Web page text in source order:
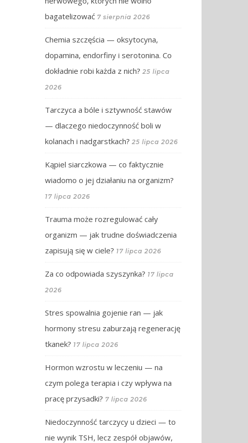
bagatelizować 7 sierpnia 2026
Chemia szczęścia — oksytocyna,
dopamina, endorfiny i serotonina. Co
dokładnie robi każda z nich? 25 lipca
2026
Tarczyca a bóle i sztywność stawów
— dlaczego niedoczynność boli w
kolanach i nadgarstkach? 25 lipca 2026
Kąpiel siarczkowa — co faktycznie
wiadomo o jej działaniu na organizm?
17 lipca 2026
Trauma może rozregulować cały
organizm — jak trudne doświadczenia
zapisują się w ciele? 17 lipca 2026
Za co odpowiada szyszynka? 17 lipca
2026
Stres spowalnia gojenie ran — jak
hormony stresu zaburzają regenerację
tkanek? 17 lipca 2026
Hormon wzrostu w leczeniu — na
czym polega terapia i czy wpływa na
pracę przysadki? 7 lipca 2026
Niedoczynność tarczycy u dzieci — to
nie wynik TSH, lecz zespół objawów,